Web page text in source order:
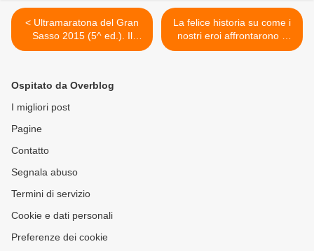
< Ultramaratona del Gran
Sasso 2015 (5^ ed.). Il
grande ritorno di una 50 km
location
La felice historia su come i
nostri eroi affrontarono e
sconfissero il temutissimo
Ospitato da Overblog
I migliori post
Pagine
Contatto
Segnala abuso
Termini di servizio
Cookie e dati personali
Preferenze dei cookie